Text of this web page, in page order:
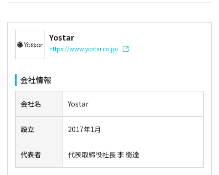
Yostar
https://www.yostar.co.jp/
会社情報
会社名 Yostar
設立 2017年1月
代表者 代表取締役社長 李 衡達